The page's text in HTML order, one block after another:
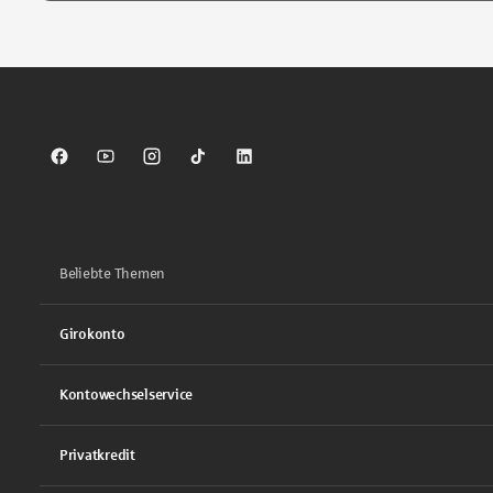
Sparkasse auf Facebook
Sparkasse auf Youtube
Sparkasse auf Instagram
Sparkasse auf TikTok
Sparkasse auf LinkedIn
Beliebte Themen
Girokonto
Kontowechselservice
Privatkredit